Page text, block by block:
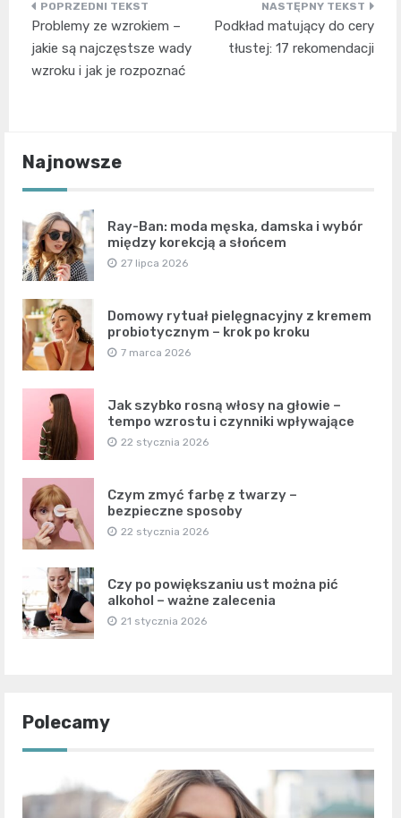
Nawigacja
wpisu
Problemy ze wzrokiem –
jakie są najczęstsze wady
wzroku i jak je rozpoznać
Podkład matujący do cery
tłustej: 17 rekomendacji
Najnowsze
Ray-Ban: moda męska, damska i wybór
między korekcją a słońcem
27 lipca 2026
Domowy rytuał pielęgnacyjny z kremem
probiotycznym – krok po kroku
7 marca 2026
Jak szybko rosną włosy na głowie –
tempo wzrostu i czynniki wpływające
22 stycznia 2026
Czym zmyć farbę z twarzy –
bezpieczne sposoby
22 stycznia 2026
Czy po powiększaniu ust można pić
alkohol – ważne zalecenia
21 stycznia 2026
Polecamy